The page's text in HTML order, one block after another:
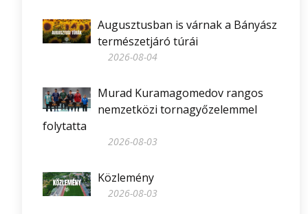
Augusztusban is várnak a Bányász
természetjáró túrái
2026-08-04
Murad Kuramagomedov rangos
nemzetközi tornagyőzelemmel
folytatta
2026-08-03
Közlemény
2026-08-03